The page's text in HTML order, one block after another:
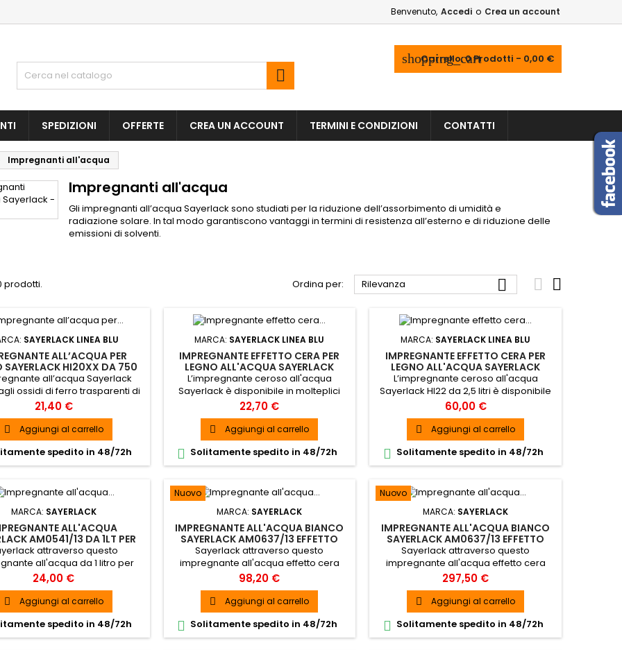
Benvenuto, Accedi o Crea un account
shopping_cart
Carrello:0Prodotti - 0,00 €

SPEDIZIONI OFFERTE CREA UN ACCOUNT TERMINI E CONDIZIONI CONTATTI
Impregnanti all'acqua
Impregnanti all'acqua
Gli impregnanti all’acqua Sayerlack sono studiati per la riduzione dell’assorbimento di umidità e
radiazione solare. In tal modo garantiscono vantaggi in termini di resistenza all’esterno e di riduzione delle
emissioni di solventi.
prodotti. Ordina per: Rilevanza   
SAYERLACK LINEA BLU
ALL’ACQUA PER
SAYERLACK HI20XX DA 750
ML
all’acqua Sayerlack
ossidi di ferro trasparenti di
garantisce resistenza
luce e assorbimento delle
ultraviolette aumentando
la protezione del legno dalla
della lignina.
Prezzo
21,40 €
 Aggiungi al carrello
spedito in 48/72h
MARCA: SAYERLACK LINEA BLU
IMPREGNANTE EFFETTO CERA PER
LEGNO ALL'ACQUA SAYERLACK
HI22XX DA 750 ML
L’impregnante ceroso all'acqua
Sayerlack è disponibile in molteplici
colorazioni è già pronto all’uso e
l’applicazione sul legno è molto
semplice grazie all’ausilio di un
pennello.
Prezzo
22,70 €
 Aggiungi al carrello
 Solitamente spedito in 48/72h
MARCA: SAYERLACK LINEA BLU
IMPREGNANTE EFFETTO CERA PER
LEGNO ALL'ACQUA SAYERLACK
HI22XX DA 2,5 LT
L’impregnante ceroso all'acqua
Sayerlack HI22 da 2,5 litri è disponibile
in molteplici colorazioni è già pronto
all’uso e l’applicazione sul legno è
molto semplice grazie all’ausilio di un
pennello.
Prezzo
60,00 €
 Aggiungi al carrello
 Solitamente spedito in 48/72h
MARCA: SAYERLACK
ALL'ACQUA
AM0541/13 DA 1LT PER
BIANCO PER ESTERNO
attraverso questo
all'acqua da 1 litro per
esterno offre la soluzione ai
di Ingiallimento o
delle finiture
laccate all’acqua.
Prezzo
24,00 €
 Aggiungi al carrello
spedito in 48/72h
Nuovo
MARCA: SAYERLACK
IMPREGNANTE ALL'ACQUA BIANCO
SAYERLACK AM0637/13 EFFETTO
CERA DA 6 KG PER LEGNO INTERNO
ED ESTERNO
Sayerlack attraverso questo
impregnante all'acqua effetto cera
da 6 kg per legno esterno offre la
soluzione ai fenomeni di ingiallimento o
arrossamento delle finiture
bianche/laccate all’acqua.
Prezzo
98,20 €
 Aggiungi al carrello
 Solitamente spedito in 48/72h
Nuovo
MARCA: SAYERLACK
IMPREGNANTE ALL'ACQUA BIANCO
SAYERLACK AM0637/13 EFFETTO
CERA DA 25 KG PER LEGNO INTERNO
ED ESTERNO
Sayerlack attraverso questo
impregnante all'acqua effetto cera
da 25 kg per legno esterno offre la
soluzione ai fenomeni di Ingiallimento o
arrossamento delle finiture
bianche/laccate all’acqua.
Prezzo
297,50 €
 Aggiungi al carrello
 Solitamente spedito in 48/72h